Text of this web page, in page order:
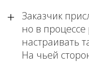
Заказчик
но в
настраивать
На чьей